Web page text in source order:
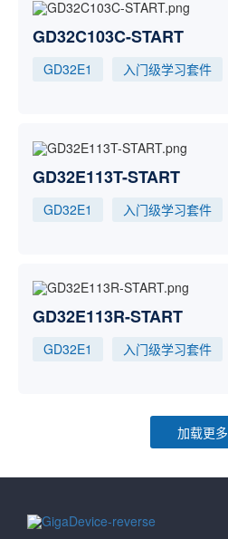
GD32C103C-START
GD32E1 入门级学习套件
GD32E113T-START
GD32E1 入门级学习套件
GD32E113R-START
GD32E1 入门级学习套件
加载更多